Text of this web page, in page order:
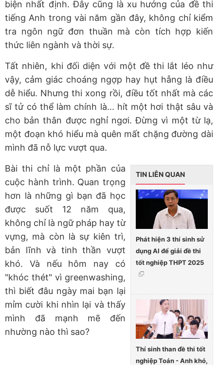
biện nhất định. Đây cũng là xu hướng của đề thi
tiếng Anh trong vài năm gần đây, không chỉ kiểm
tra ngôn ngữ đơn thuần mà còn tích hợp kiến
thức liên ngành và thời sự.
Tất nhiên, khi đối diện với một đề thi lắt léo như
vậy, cảm giác choáng ngợp hay hụt hẫng là điều
dễ hiểu. Nhưng thi xong rồi, điều tốt nhất mà các
sĩ tử có thể làm chính là... hít một hơi thật sâu và
cho bản thân được nghỉ ngơi. Đừng vì một từ lạ,
một đoạn khó hiểu mà quên mất chặng đường dài
mình đã nỗ lực vượt qua.
TIN LIÊN QUAN
Phát hiện 3 thí sinh sử
dụng AI để giải đề thi
tốt nghiệp THPT 2025
Thí sinh than đề thi tốt
nghiệp Toán - Anh khó,
Bài thi chỉ là một phần của
cuộc hành trình. Quan trọng
hơn là những gì bạn đã học
được suốt 12 năm qua,
không chỉ là ngữ pháp hay từ
vựng, mà còn là sự kiên trì,
bản lĩnh và tinh thần vượt
khó. Và nếu hôm nay có
"khóc thét" vì greenwashing,
thì biết đâu ngày mai bạn lại
mỉm cười khi nhìn lại và thấy
mình đã mạnh mẽ đến
nhường nào thì sao?